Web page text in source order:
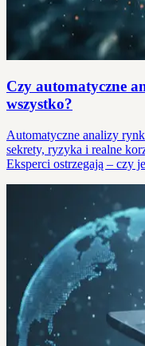
Czy automatyczne
wszystko?
Automatyczne analizy
sekrety, ryzyka i realne
Eksperci ostrzegają – czy